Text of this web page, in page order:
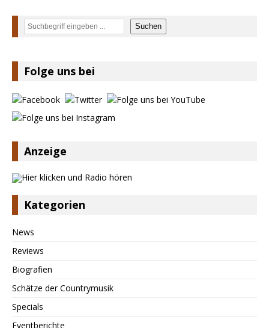
Suchen Suchen
Folge uns bei
Anzeige
Kategorien
News
Reviews
Biografien
Schätze der Countrymusik
Specials
Eventberichte